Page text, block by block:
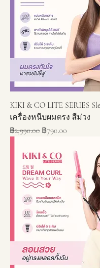
KIKI & CO LITE SERIES
เครื่องหนีบผมตรง สีม่วง
ราคาปกติ
฿2,990.00 ราคาขายลด
฿790.00